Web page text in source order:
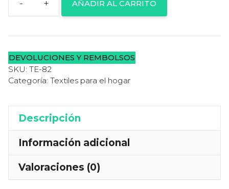
Two
Funda
de
Cojín
Bordado
Auténtico
Artesanal
de
Tenango
AÑADIR AL CARRITO
DEVOLUCIONES Y REMBOLSOS
SKU: TE-82
Categoría: Textiles para el hogar
Descripción
Información adicional
Valoraciones (0)